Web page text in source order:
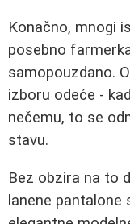
Konačno, mnogi
posebno
samopouzdano.
izboru odeće -
nečemu, to se
stavu.
Bez obzira na to
lanene pantalone